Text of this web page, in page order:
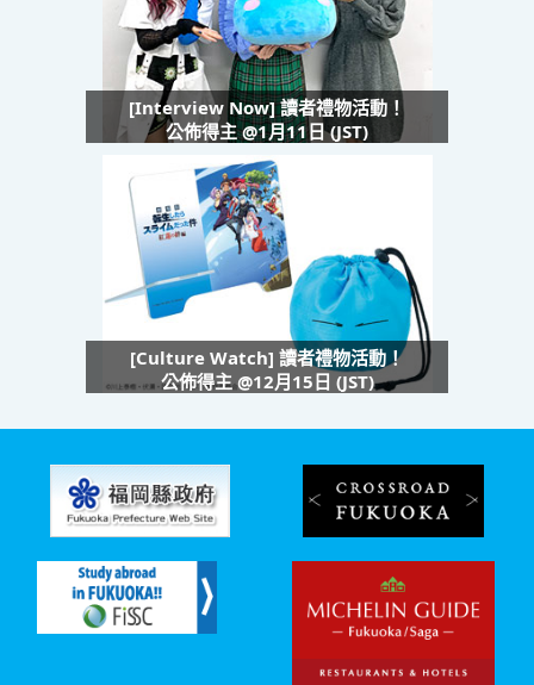
[Interview Now] 讀者禮物活動！
公佈得主 @1月11日 (JST)
[Culture Watch] 讀者禮物活動！
公佈得主 @12月15日 (JST)